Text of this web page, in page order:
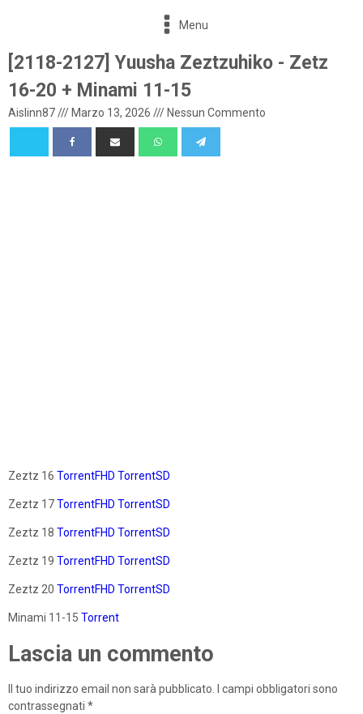
Menu
[2118-2127] Yuusha Zeztzuhiko - Zetz
16-20 + Minami 11-15
Aislinn87/// Marzo 13, 2026 /// Nessun Commento
Zeztz 16 TorrentFHD TorrentSD
Zeztz 17TorrentFHD TorrentSD
Zeztz 18 TorrentFHD TorrentSD
Zeztz 19 TorrentFHD TorrentSD
Zeztz 20 TorrentFHD TorrentSD
Minami 11-15 Torrent
Lascia un commento
Il tuo indirizzo email non sarà pubblicato.
I campi obbligatori sono
contrassegnati *